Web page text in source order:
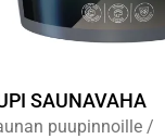
SAUNAVAHA
puupinnoille /